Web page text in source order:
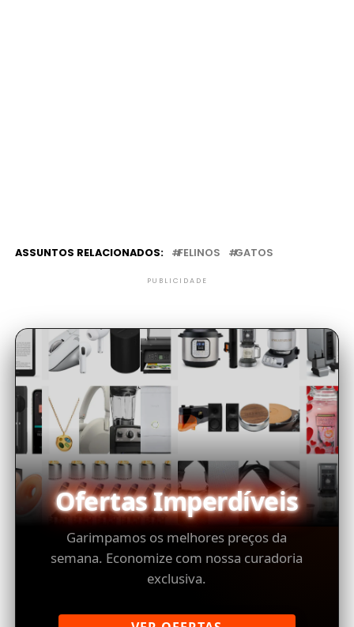
ASSUNTOS RELACIONADOS: FELINOS GATOS
PUBLICIDADE
Ofertas Imperdíveis
Garimpamos os melhores preços da
semana. Economize com nossa curadoria
exclusiva.